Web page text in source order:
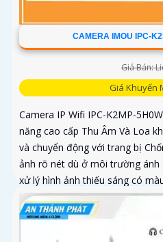
CAMERA IMOU IPC-
Giá Bán:
Giá Khuyến
Camera IP Wifi IPC-K2MP-
năng cao cấp Thu Âm Và Loa
và chuyển động với trang bị
ảnh rõ nét dù ở môi trường ánh
xử lý hình ảnh thiếu sáng có
ảnh sắc nét